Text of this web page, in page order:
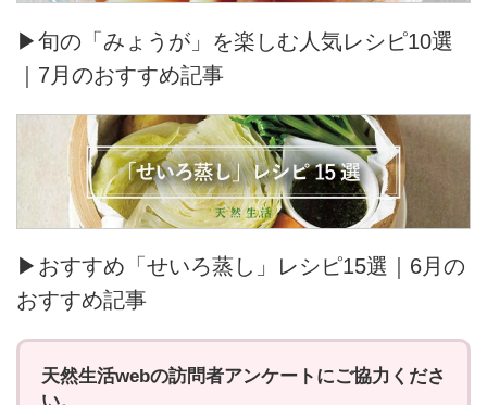
▶旬の「みょうが」を楽しむ人気レシピ10選
｜7月のおすすめ記事
▶おすすめ「せいろ蒸し」レシピ15選｜6月の
おすすめ記事